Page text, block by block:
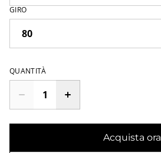
GIRO
QUANTITÀ
Acquista ora